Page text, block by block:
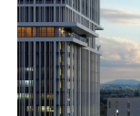
Wie möchten
Online
Immobilie